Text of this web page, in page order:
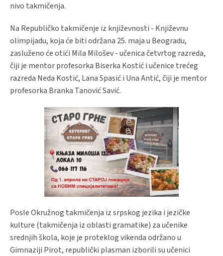
nivo takmičenja.
Na Republičko takmičenje iz književnosti - Književnu
olimpijadu, koja će biti održana 25. maja u Beogradu,
zasluženo će otići Mila Milošev - učenica četvrtog razreda,
čiji je mentor profesorka Biserka Kostić i učenice trećeg
razreda Neda Kostić, Lana Spasić i Una Antić, čiji je mentor
profesorka Branka Tanović Savić.
Posle Okružnog takmičenja iz srpskog jezika i jezičke
kulture (takmičenja iz oblasti gramatike) za učenike
srednjih škola, koje je proteklog vikenda održano u
Gimnaziji Pirot, republički plasman izborili su učenici